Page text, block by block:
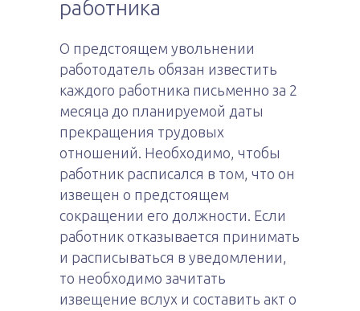
работника
О предстоящем увольнении
работодатель обязан известить
каждого работника письменно за 2
месяца до планируемой даты
прекращения трудовых
отношений. Необходимо, чтобы
работник расписался в том, что он
извещен о предстоящем
сокращении его должности. Если
работник отказывается принимать
и расписываться в уведомлении,
то необходимо зачитать
извещение вслух и составить акт о